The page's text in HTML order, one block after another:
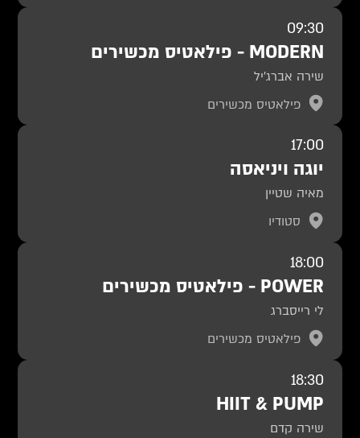
09:30
MODERN - פילאטיס מכשירים
שירה אברג'יל
פילאטיס מכשירים
17:00
יוגה ויניאסה
מאיה שטיין
סטודיו
18:00
POWER - פילאטיס מכשירים
לי רייסברג
פילאטיס מכשירים
18:30
HIIT & PUMP
שירה קדם